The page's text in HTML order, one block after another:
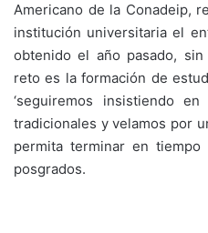
Americano de la Conadeip,
institución universitaria el
obtenido el año pasado,
reto es la formación de
‘seguiremos insistiendo
tradicionales y velamos por
permita terminar en
posgrados.